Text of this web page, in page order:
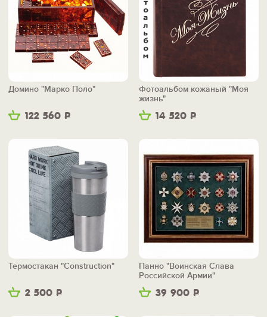
122 560 Р
Домино "Марко Поло"
14 520 Р
Фотоальбом кожаный "Моя
жизнь"
2 500 Р
Термостакан "Construction"
39 900 Р
Панно "Воинская Слава
Российской Армии"